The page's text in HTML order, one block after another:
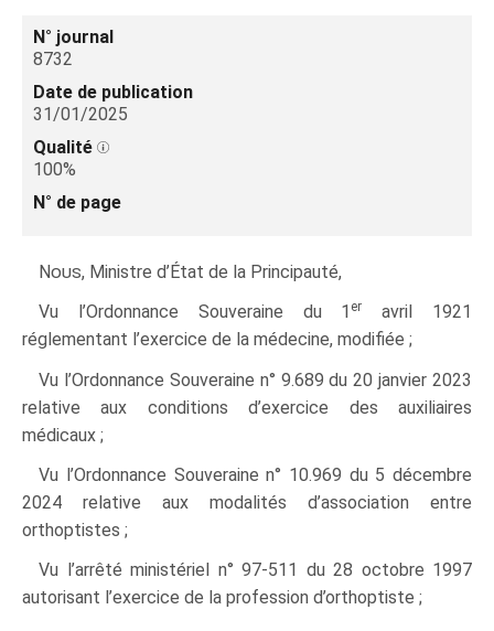
N° journal
8732
Date de publication
31/01/2025
Qualité
100%
N° de page
Nous, Ministre d’État de la Principauté,
Vu l’Ordonnance Souveraine du 1 er
avril 1921
réglementant l’exercice de la médecine, modifiée ;
Vu l’Ordonnance Souveraine n° 9.689 du 20 janvier 2023
relative aux conditions d’exercice des auxiliaires
médicaux ;
Vu l’Ordonnance Souveraine n° 10.969 du 5 décembre
2024 relative aux modalités d’association entre
orthoptistes ;
Vu l’arrêté ministériel n° 97‑511 du 28 octobre 1997
autorisant l’exercice de la profession d’orthoptiste ;